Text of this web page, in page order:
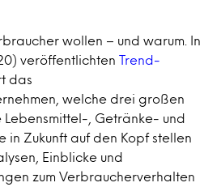
wollen – und warum. In
veröffentlichten Trend-
das
welche drei großen
, Getränke- und
in Zukunft auf den Kopf stellen
Einblicke und
zum Verbraucherverhalten